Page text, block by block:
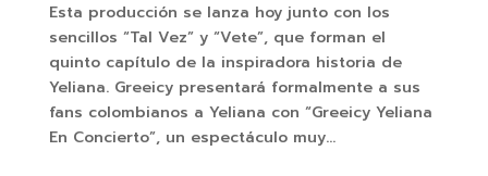
Esta producción se lanza hoy junto con los
sencillos “Tal Vez” y “Vete”, que forman el
quinto capítulo de la inspiradora historia de
Yeliana. Greeicy presentará formalmente a sus
fans colombianos a Yeliana con “Greeicy Yeliana
En Concierto”, un espectáculo muy...